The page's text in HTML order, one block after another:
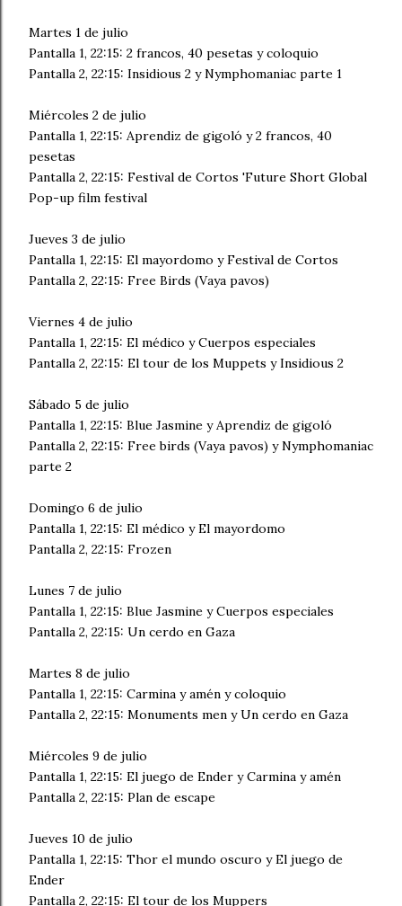
Martes 1 de julio
Pantalla 1, 22:15: 2 francos, 40 pesetas y coloquio
Pantalla 2, 22:15: Insidious 2 y Nymphomaniac parte 1
Miércoles 2 de julio
Pantalla 1, 22:15: Aprendiz de gigoló y 2 francos, 40
pesetas
Pantalla 2, 22:15: Festival de Cortos 'Future Short Global
Pop-up film festival
Jueves 3 de julio
Pantalla 1, 22:15: El mayordomo y Festival de Cortos
Pantalla 2, 22:15: Free Birds (Vaya pavos)
Viernes 4 de julio
Pantalla 1, 22:15: El médico y Cuerpos especiales
Pantalla 2, 22:15: El tour de los Muppets y Insidious 2
Sábado 5 de julio
Pantalla 1, 22:15: Blue Jasmine y Aprendiz de gigoló
Pantalla 2, 22:15: Free birds (Vaya pavos) y Nymphomaniac
parte 2
Domingo 6 de julio
Pantalla 1, 22:15: El médico y El mayordomo
Pantalla 2, 22:15: Frozen
Lunes 7 de julio
Pantalla 1, 22:15: Blue Jasmine y Cuerpos especiales
Pantalla 2, 22:15: Un cerdo en Gaza
Martes 8 de julio
Pantalla 1, 22:15: Carmina y amén y coloquio
Pantalla 2, 22:15: Monuments men y Un cerdo en Gaza
Miércoles 9 de julio
Pantalla 1, 22:15: El juego de Ender y Carmina y amén
Pantalla 2, 22:15: Plan de escape
Jueves 10 de julio
Pantalla 1, 22:15: Thor el mundo oscuro y El juego de
Ender
Pantalla 2, 22:15: El tour de los Muppers